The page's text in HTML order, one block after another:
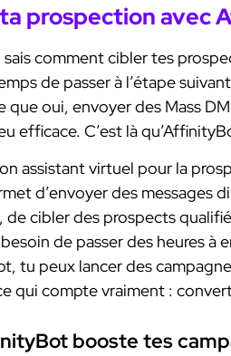
prospection avec
comment cibler tes
de passer à l’étape
que oui, envoyer des Mass
efficace. C’est là
assistant virtuel pour la
d’envoyer des messages
cibler des prospects
de passer des heures à
tu peux lancer des
qui compte vraiment :
booste tes